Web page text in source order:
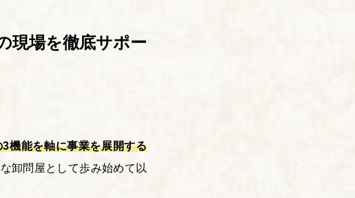
現場を徹底サポー
機能を軸に事業を展開する
卸問屋として歩み始めて以